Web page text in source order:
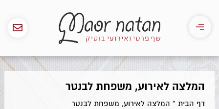
המלצה לאירוע, משפחת לבנטר
דף הבית» המלצה לאירוע, משפחת לבנטר